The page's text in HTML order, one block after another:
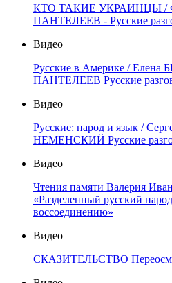
КТО ТАКИЕ УКРАИНЦЫ /
ПАНТЕЛЕЕВ - Русские
Видео
Русские в Америке / Елена
ПАНТЕЛЕЕВ Русские
Видео
Русские: народ и язык /
НЕМЕНСКИЙ Русские
Видео
Чтения памяти Валерия
«Разделенный русский
воссоединению»
Видео
СКАЗИТЕЛЬСТВО